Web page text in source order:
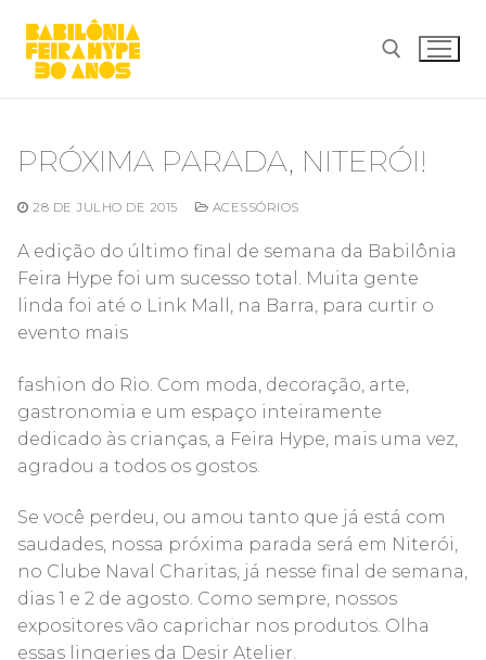
para
PRÓXIMA PARADA, NITERÓI!
28 DE JULHO DE 2015 ACESSÓRIOS
A edição do último final de semana da Babilônia
Feira Hype foi um sucesso total. Muita gente
linda foi até o Link Mall, na Barra, para curtir o
evento mais
fashion do Rio. Com moda, decoração, arte,
gastronomia e um espaço inteiramente
dedicado às crianças, a Feira Hype, mais uma vez,
agradou a todos os gostos.
Se você perdeu, ou amou tanto que já está com
saudades, nossa próxima parada será em Niterói,
no Clube Naval Charitas, já nesse final de semana,
dias 1 e 2 de agosto. Como sempre, nossos
expositores vão caprichar nos produtos. Olha
essas lingeries da Desir Atelier.